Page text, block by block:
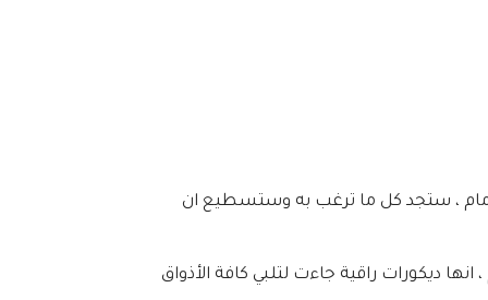
، ستجد كل ما ترغب به وستسطيع ان
ديكورات راقية جاءت لتلبي كافة الأذواق